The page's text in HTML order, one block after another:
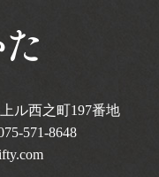
ル西之町197番地
571-8648